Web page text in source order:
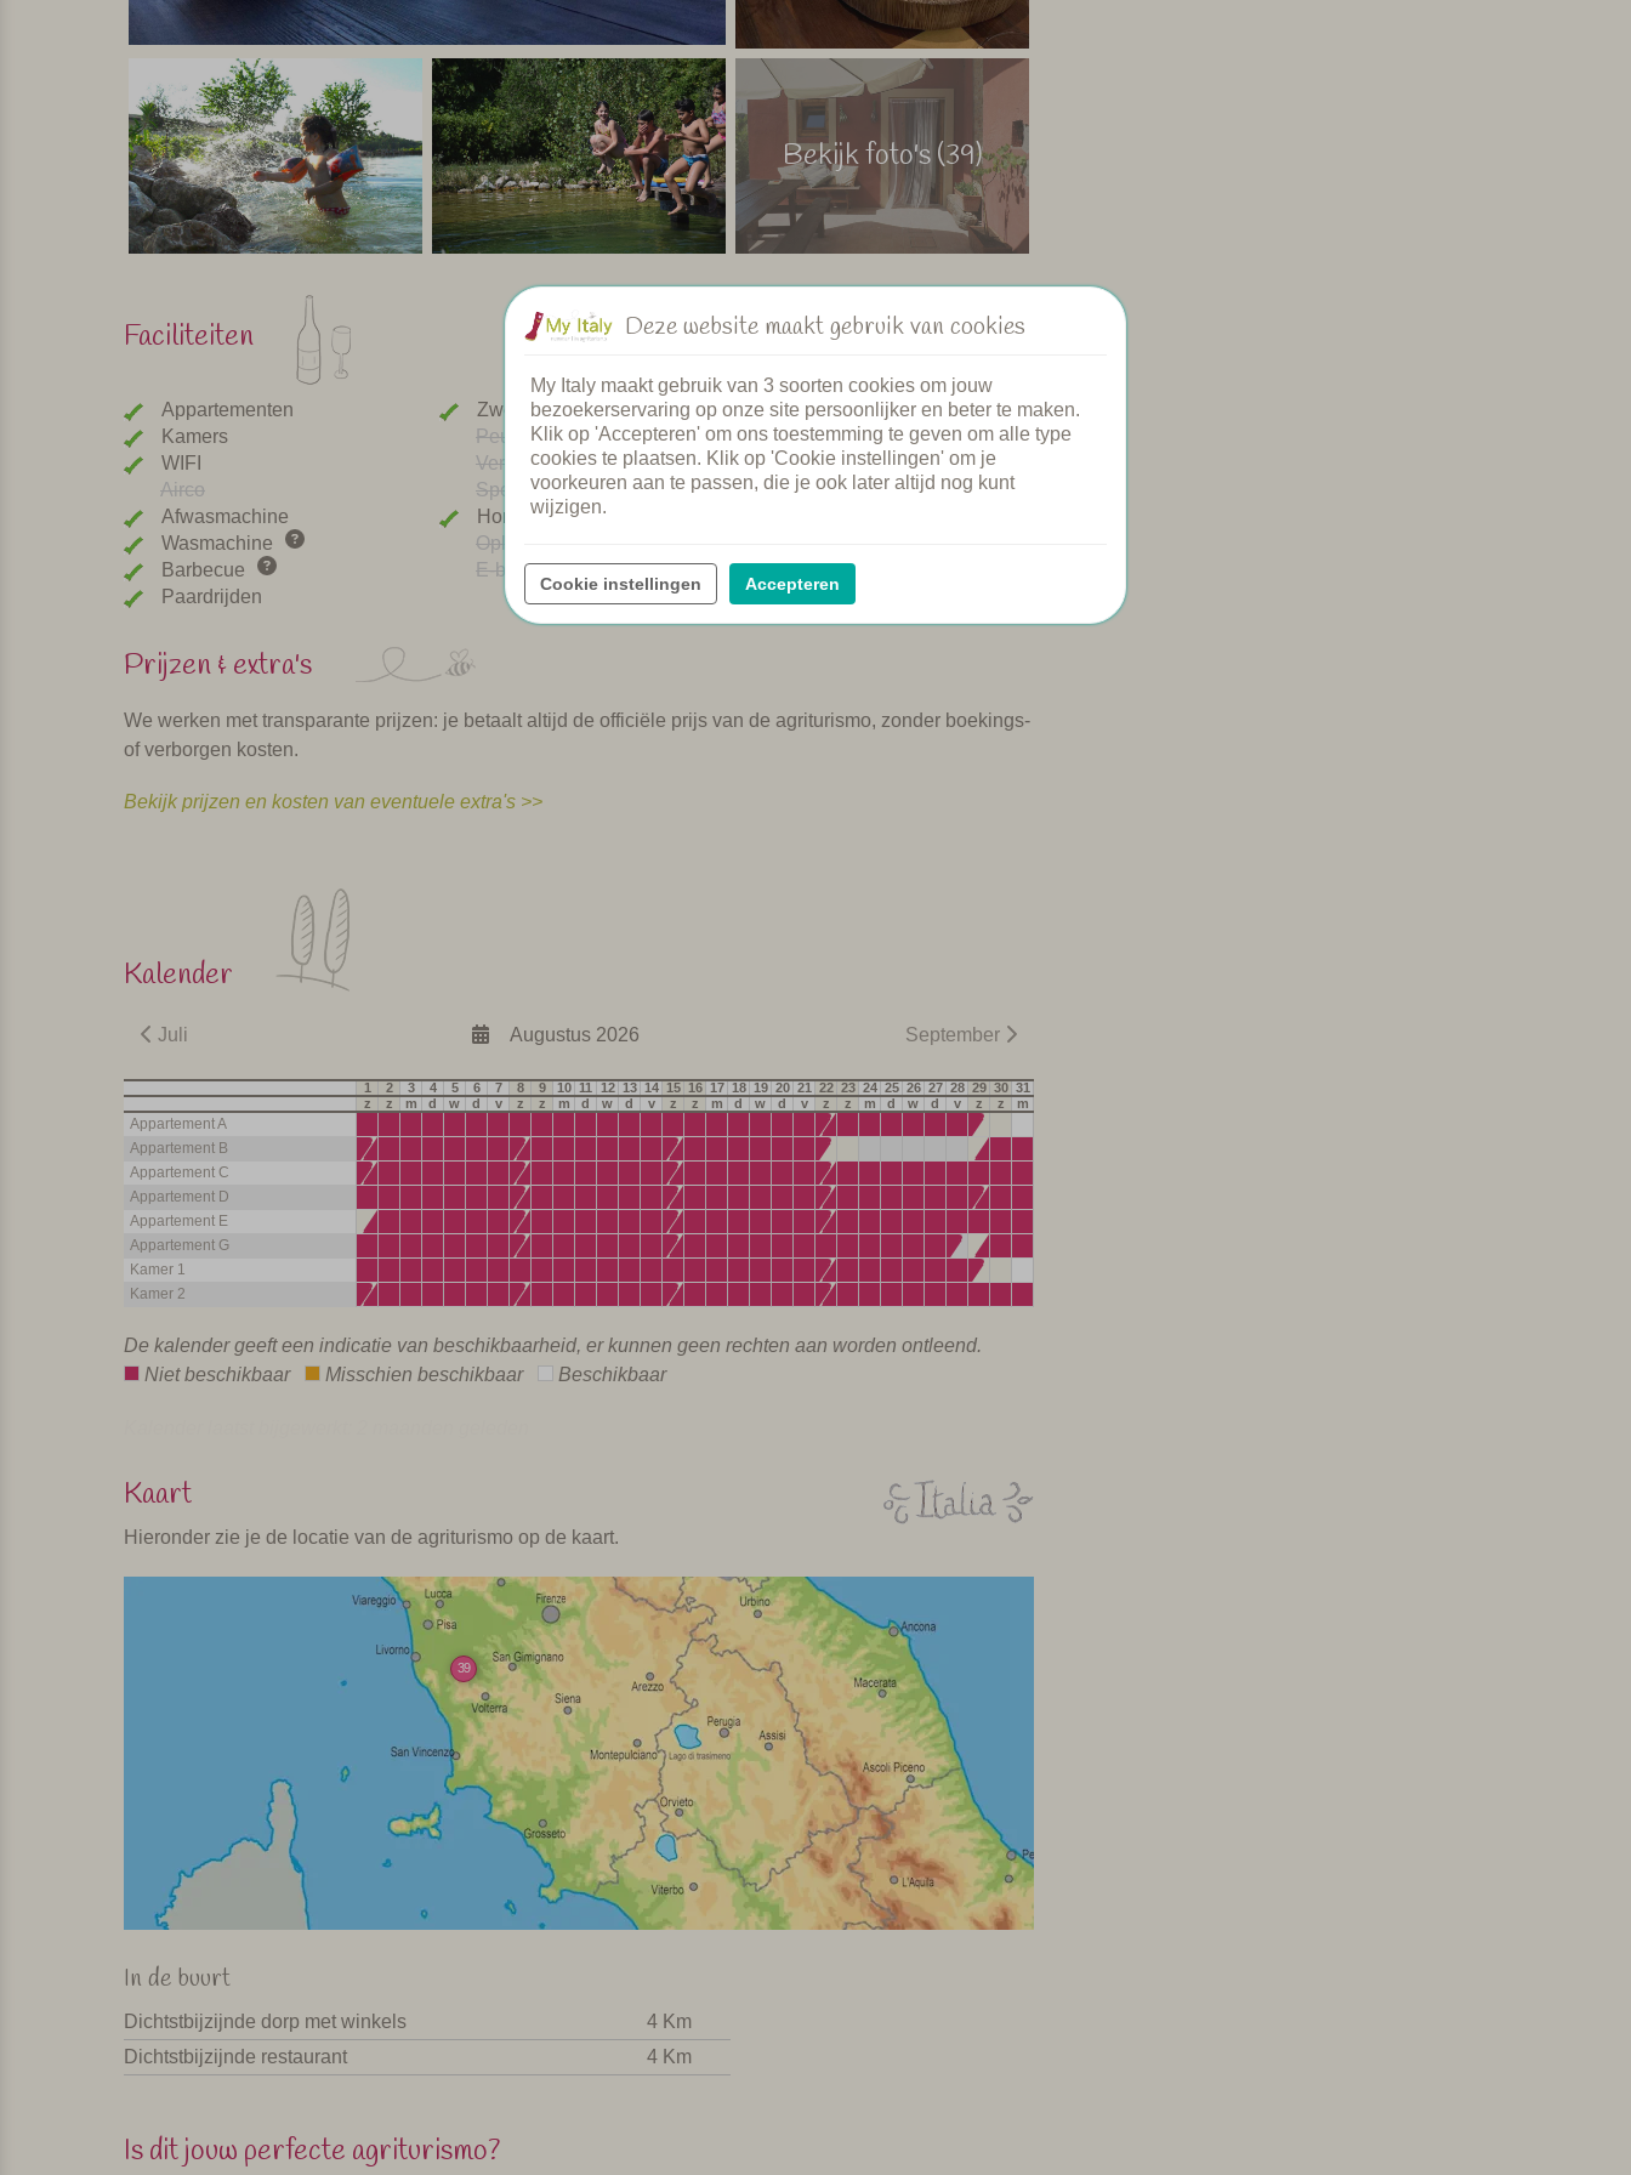
Bekijk foto's (39)
Faciliteiten
Appartementen Zwembad
Restaurant
Kamers
Peuterbadje
Gezamenlijke diners
WIFI
Verwarmd zwembad
Ontbijt
Airco
Speeltuintje
Brood service
Afwasmachine
Honden welkom
Wasmachine
Oplaadpunt auto
Barbecue
E-bike verhuur
Wijnproeverij
Paardrijden
Prijzen & extra's
We werken met transparante prijzen: je betaalt altijd de officiële prijs van de agriturismo, zonder boekings-
of verborgen kosten.
Bekijk prijzen en kosten van eventuele extra's >>
Kalender
Juli Augustus 2026 September
1 2 3 4 5 6 7 8 9 10 11 12 13 14 15 16 17 18 19 20 21 22 23 24 25 26 27 28 29 30 31
z
z m d w d v z z m d w d v z z m d w d v z z m d w d v z z m
Appartement A
Appartement B
Appartement C
Appartement D
Appartement E
Appartement G
Kamer 1
Kamer 2
De kalender geeft een indicatie van beschikbaarheid, er kunnen geen rechten aan worden ontleend.
Niet beschikbaar
Misschien beschikbaar Beschikbaar
Kaart
Hieronder zie je de locatie van de agriturismo op de kaart.
39
In de buurt
Dichtstbijzijnde dorp met winkels
4 Km
Dichtstbijzijnde restaurant
4 Km
Is dit jouw perfecte agriturismo?
Deze website maakt gebruik van cookies
My Italy maakt gebruik van 3 soorten cookies om jouw
bezoekerservaring op onze site persoonlijker en beter te maken.
Klik op 'Accepteren' om ons toestemming te geven om alle type
cookies te plaatsen. Klik op 'Cookie instellingen' om je
voorkeuren aan te passen, die je ook later altijd nog kunt
wijzigen.
Cookie instellingen Accepteren